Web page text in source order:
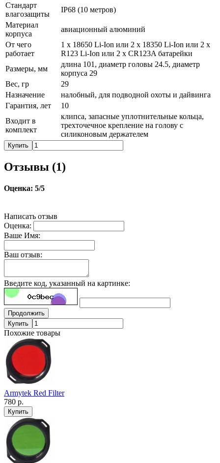
Стандарт
влагозащиты
IP68 (10 метров)
Материал
корпуса
авиационный алюминий
От чего
работает
1 х 18650 Li-Ion или 2 х 18350 Li-Ion или 2 х
R123 Li-Ion или 2 х CR123A батарейки
Размеры, мм
длина 101, диаметр головы 24.5, диаметр
корпуса 29
Вес, гр
29
Назначение
налобный, для подводной охоты и дайвинга
Гарантия, лет
10
Входит в
комплект
клипса, запасные уплотнительные кольца,
трехточечное крепление на голову с
силиконовым держателем
Купить
Отзывы (1)
Оценка: 5/5
Написать отзыв
Оценка:
Ваше Имя:
Ваш отзыв:
Введите код, указанный на картинке:
Продолжить
Купить
Похожие товары
Armytek Red Filter
780 р.